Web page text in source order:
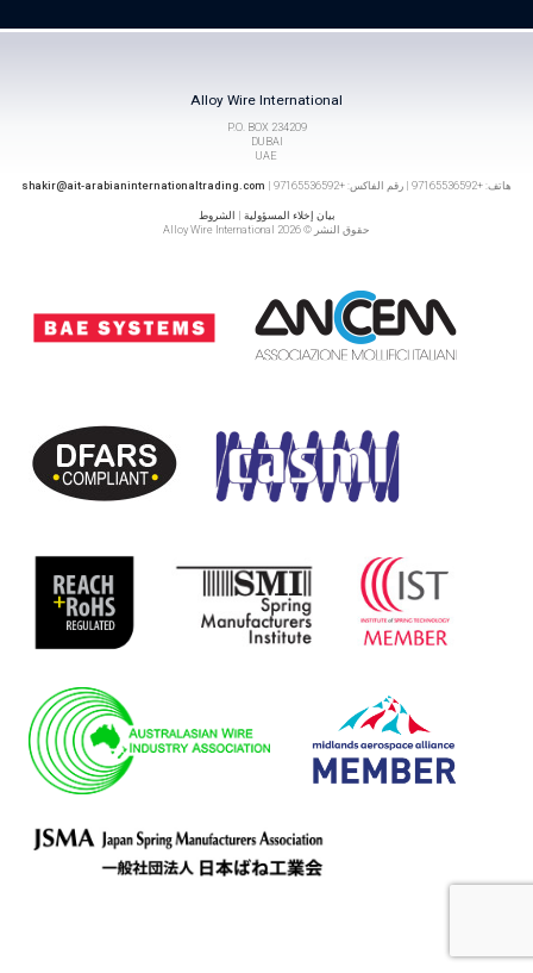
Alloy Wire International
P.O. BOX 234209
DUBAI
UAE
هاتف: +97165536592 | رقم الفاكس: +97165536592 | shakir@ait-arabianinternationaltrading.com
بيان إخلاء المسؤولية | الشروط
حقوق النشر © 2026 Alloy Wire International